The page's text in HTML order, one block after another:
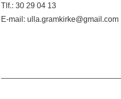
Tlf.: 30 29 04 13
E-mail: ulla.gramkirke@gmail.com